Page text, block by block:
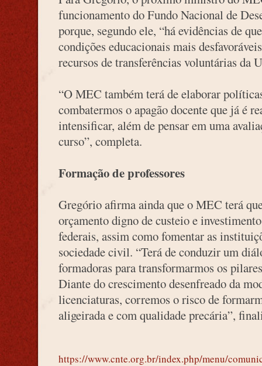
funcionamento do Fundo Nacional de
porque, segundo ele, “há evidências de
condições educacionais mais
recursos de transferências voluntárias da
“O MEC também terá de elaborar
combatermos o apagão docente que já é
intensificar, além de pensar em uma
curso”, completa.
Formação de professores
Gregório afirma ainda que o MEC terá
orçamento digno de custeio e
federais, assim como fomentar as
sociedade civil. “Terá de conduzir um
formadoras para transformarmos os
Diante do crescimento desenfreado da
licenciaturas, corremos o risco de
aligeirada e com qualidade precária”,
https://www.cnte.org.br/index.php/menu/